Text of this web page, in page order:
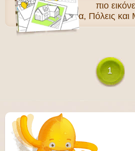
πιο
Σπίτια, Πόλεις και
1